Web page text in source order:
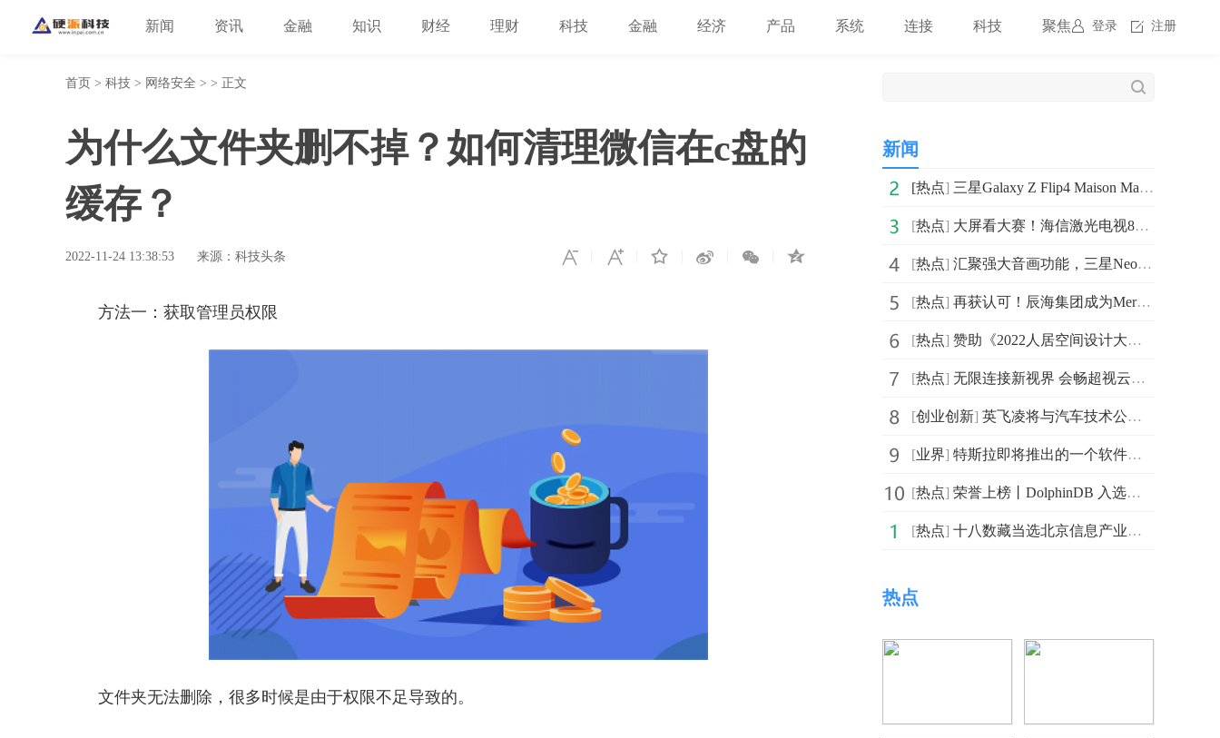
登录 注册
新闻 资讯 金融 知识 财经 理财 科技 金融 经济 产品 系统 连接 科技 聚焦
首页 > 科技 > 网络安全 > > 正文
为什么文件夹删不掉？如何清理微信在c盘的
缓存？
2022-11-24 13:38:53 来源：科技头条
方法一：获取管理员权限
文件夹无法删除，很多时候是由于权限不足导致的。
新闻
[热点] 三星Galaxy Z Flip4 Maison Margiela限量版：科技和
[热点] 大屏看大赛！海信激光电视88L9V获选“体育赛事优质观赛大
[热点] 汇聚强大音画功能，三星Neo QLED 8K电视打造沉浸式影音盛宴
[热点] 再获认可！辰海集团成为MercadoLibre官方优秀合作伙伴
[热点] 赞助《2022人居空间设计大赛》，火星人联手采筑构建美好
[热点] 无限连接新视界 会畅超视云助力民建长江生态保护启动会
[创业创新] 英飞凌将与汽车技术公司REE Automotive合作 共同促进绿
[业界] 特斯拉即将推出的一个软件更新给旗下汽车的音响系统带来
[热点] 荣誉上榜丨DolphinDB 入选《2022信创产业独角兽Top100榜单》
[热点] 十八数藏当选北京信息产业协会副理事会单位，近期藏品为
热点